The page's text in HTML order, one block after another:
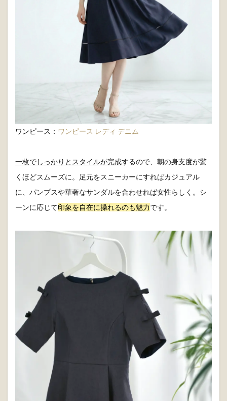
ワンピース： ワンピース レディ デニム
一枚でしっかりとスタイルが完成するので、朝の身支度が驚
くほどスムーズに。足元をスニーカーにすればカジュアル
に、パンプスや華奢なサンダルを合わせれば女性らしく。シ
ーンに応じて印象を自在に操れるのも魅力です。